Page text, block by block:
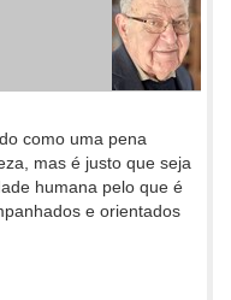
como uma pena
mas é justo que seja
humana pelo que é
e orientados